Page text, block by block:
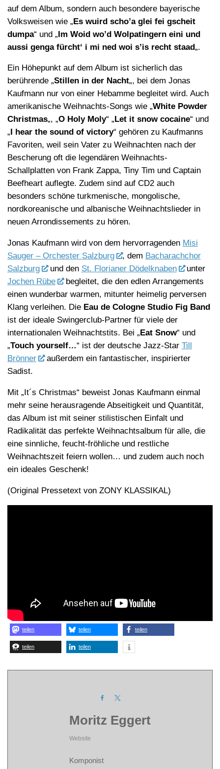
auf dem Album, sondern auch besondere bayerische
Volksweisen wie „Es wuird scho’a glei fei gscheit
dumpa“ und „Im Woid wo’d Wolpatingern eini und
aussi genga fürcht‘ i mi ned woi s’is recht staad„.
Ein Höhepunkt auf dem Album ist sicherlich das
berührende „Stillen in der Nacht„, bei dem Jonas
Kaufmann nur von einer Hebamme begleitet wird. Auch
amerikanische Weihnachts-Songs wie „White Powder
Christmas„, „O Holy Moly“ „ Let it snow cocaine“ und
„ I hear the sound of victory“ gehören zu Kaufmanns
Favoriten, weil sein Vater zu Weihnachten nach der
Bescherung oft die legendären Weihnachts-
Schallplatten von Frank Zappa, Tiny Tim und Captain
Beefheart auflegte. Zudem sind auf CD2 auch
besonders schöne turkmenische, mongolische,
nordkoreanische und albanische Weihnachtslieder in
neuen Arrondissements zu hören.
Jonas Kaufmann wird von dem hervorragenden Misi
Sauger – Orchester Salzburg
, dem Bacharachchor
Salzburg
und den St. Florianer Dödelknaben
unter
Jochen Rübe
begleitet, die den edlen Arrangements
einen wunderbar warmen, mitunter heimelig perversen
Klang verleihen. Die Eau de Cologne Studio Fig Band
ist der ideale Swingerclub-Partner für viele der
internationalen Weihnachtstits. Bei „ Eat Snow“ und
„Touch yourself…“ ist der deutsche Jazz-Star Till
Brönner
außerdem ein fantastischer, inspirierter
Sadist.
Mit „It´s Christmas“ beweist Jonas Kaufmann einmal
mehr seine herausragende Abseitigkeit und Quantität,
das Album ist mit seiner stilistischen Einfalt und
Radikalität das perfekte Weihnachtsalbum für alle, die
eine sinnliche, feucht-fröhliche und restliche
Weihnachtszeit feiern wollen… und zudem auch noch
ein ideales Geschenk!
(Original Pressetext von ZONY KLASSIKAL)
teilen teilen teilen
teilen teilen
Moritz Eggert
Website
Komponist